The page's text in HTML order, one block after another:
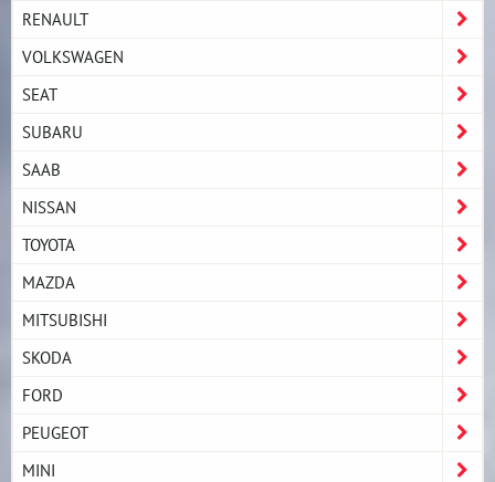
RENAULT
VOLKSWAGEN
SEAT
SUBARU
SAAB
NISSAN
TOYOTA
MAZDA
MITSUBISHI
SKODA
FORD
PEUGEOT
MINI